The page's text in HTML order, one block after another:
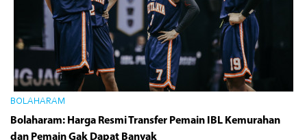
BOLAHARAM
Bolaharam: Harga Resmi Transfer Pemain IBL Kemurahan
dan Pemain Gak Dapat Banyak